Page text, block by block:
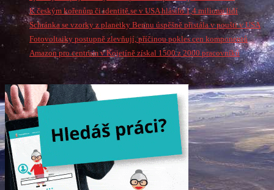
K českým kořenům či identitě se v USA hlásilo 1,4 milionu lidí
Schránka se vzorky z planetky Bennu úspěšně přistála v poušti v USA
Fotovoltaiky postupně zlevňují, příčinou pokles cen komponentů
Amazon pro centrum v Kojetíně získal 1500 z 2000 pracovníků